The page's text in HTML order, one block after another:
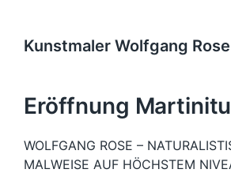
Kunstmaler Wolfgang Rose
Eröffnung
WOLFGANG ROSE –
MALWEISE AUF HÖCHSTEM